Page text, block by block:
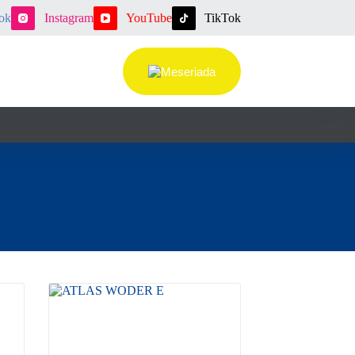
Instagram YouTube TikTok